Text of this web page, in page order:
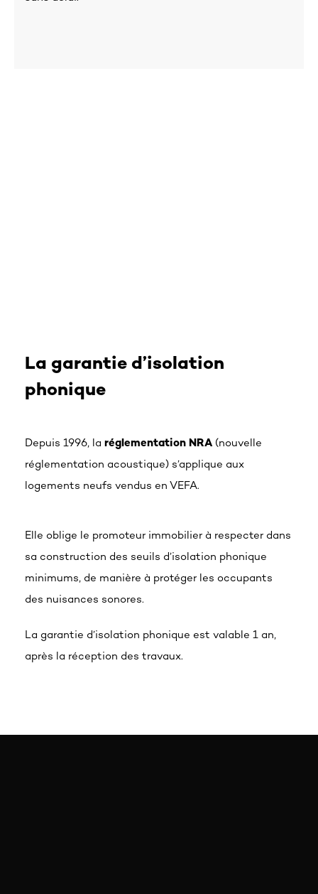
La garantie d’isolation
phonique
Depuis 1996, la réglementation NRA (nouvelle
réglementation acoustique) s’applique aux
logements neufs vendus en VEFA.
Elle oblige le promoteur immobilier à respecter dans
sa construction des seuils d’isolation phonique
minimums, de manière à protéger les occupants
des nuisances sonores.
La garantie d’isolation phonique est valable 1 an,
après la réception des travaux.